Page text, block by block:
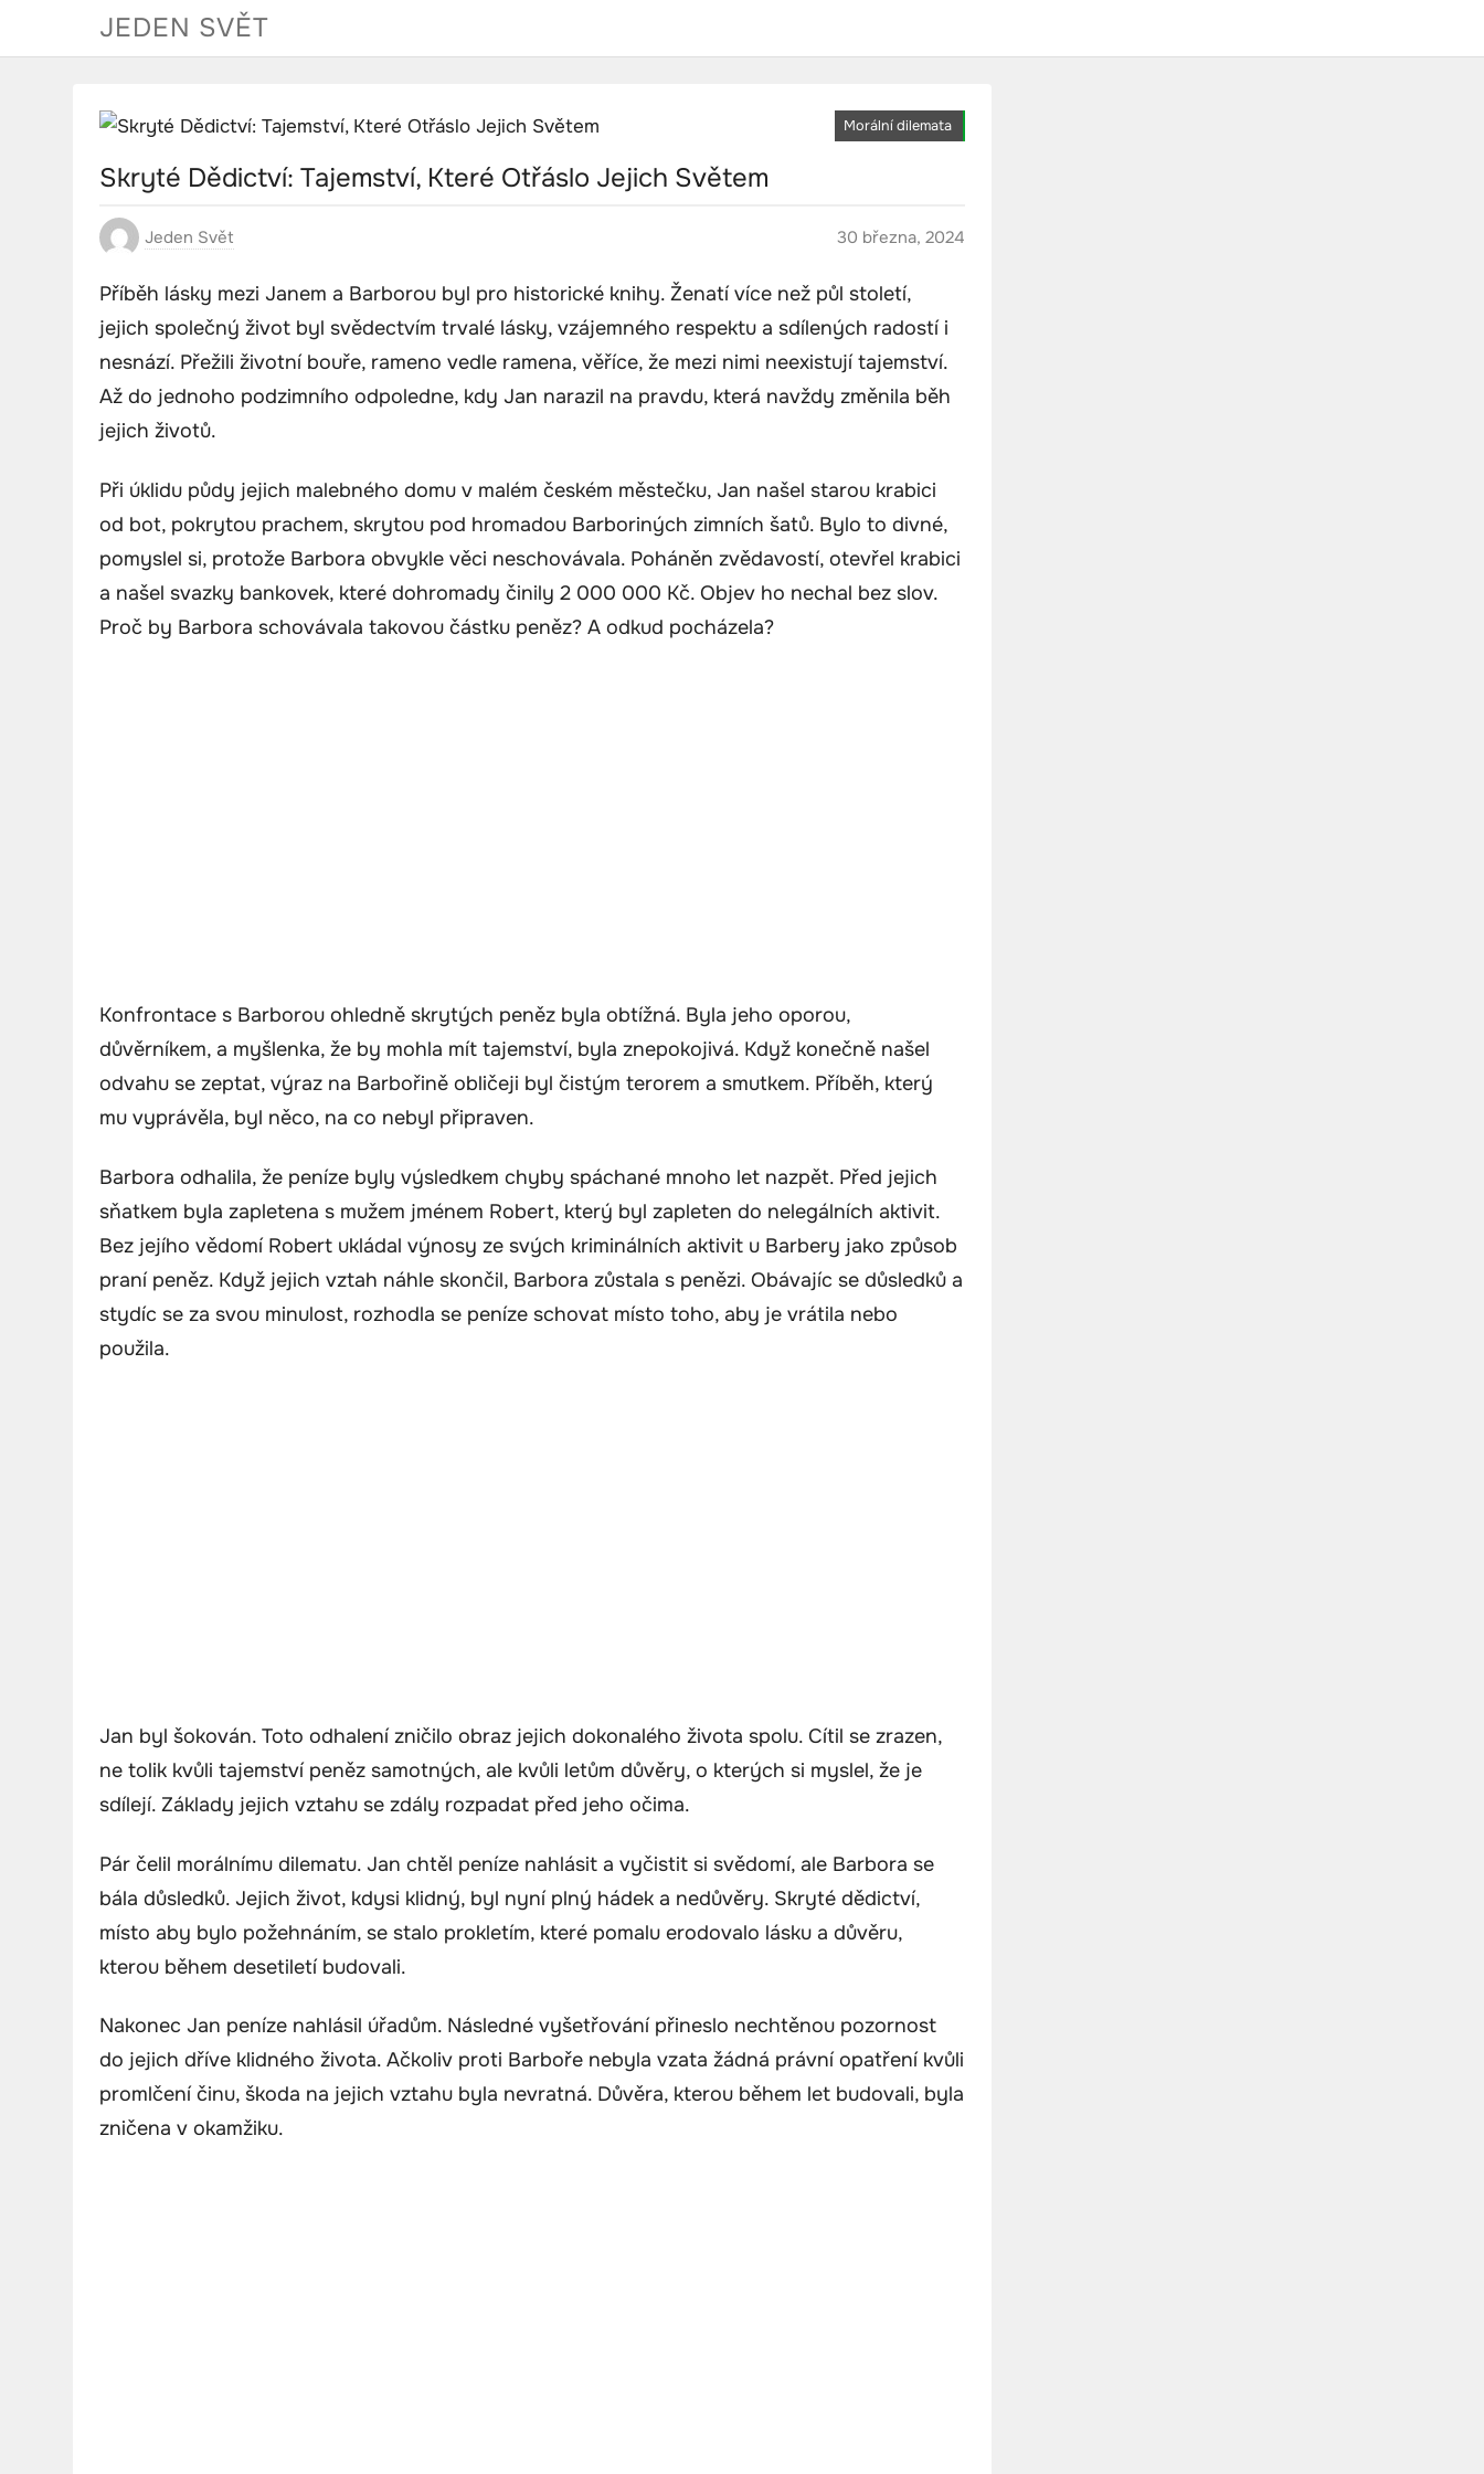
JEDEN SVĚT
Morální dilemata
Skryté Dědictví: Tajemství, Které Otřáslo Jejich Světem
Jeden Svět 30 března, 2024
Příběh lásky mezi Janem a Barborou byl pro historické knihy. Ženatí více než půl století,
jejich společný život byl svědectvím trvalé lásky, vzájemného respektu a sdílených radostí i
nesnází. Přežili životní bouře, rameno vedle ramena, věříce, že mezi nimi neexistují tajemství.
Až do jednoho podzimního odpoledne, kdy Jan narazil na pravdu, která navždy změnila běh
jejich životů.
Při úklidu půdy jejich malebného domu v malém českém městečku, Jan našel starou krabici
od bot, pokrytou prachem, skrytou pod hromadou Barboriných zimních šatů. Bylo to divné,
pomyslel si, protože Barbora obvykle věci neschovávala. Poháněn zvědavostí, otevřel krabici
a našel svazky bankovek, které dohromady činily 2 000 000 Kč. Objev ho nechal bez slov.
Proč by Barbora schovávala takovou částku peněz? A odkud pocházela?
Konfrontace s Barborou ohledně skrytých peněz byla obtížná. Byla jeho oporou,
důvěrníkem, a myšlenka, že by mohla mít tajemství, byla znepokojivá. Když konečně našel
odvahu se zeptat, výraz na Barbořině obličeji byl čistým terorem a smutkem. Příběh, který
mu vyprávěla, byl něco, na co nebyl připraven.
Barbora odhalila, že peníze byly výsledkem chyby spáchané mnoho let nazpět. Před jejich
sňatkem byla zapletena s mužem jménem Robert, který byl zapleten do nelegálních aktivit.
Bez jejího vědomí Robert ukládal výnosy ze svých kriminálních aktivit u Barbery jako způsob
praní peněz. Když jejich vztah náhle skončil, Barbora zůstala s penězi. Obávajíc se důsledků a
stydíc se za svou minulost, rozhodla se peníze schovat místo toho, aby je vrátila nebo
použila.
Jan byl šokován. Toto odhalení zničilo obraz jejich dokonalého života spolu. Cítil se zrazen,
ne tolik kvůli tajemství peněz samotných, ale kvůli letům důvěry, o kterých si myslel, že je
sdílejí. Základy jejich vztahu se zdály rozpadat před jeho očima.
Pár čelil morálnímu dilematu. Jan chtěl peníze nahlásit a vyčistit si svědomí, ale Barbora se
bála důsledků. Jejich život, kdysi klidný, byl nyní plný hádek a nedůvěry. Skryté dědictví,
místo aby bylo požehnáním, se stalo prokletím, které pomalu erodovalo lásku a důvěru,
kterou během desetiletí budovali.
Nakonec Jan peníze nahlásil úřadům. Následné vyšetřování přineslo nechtěnou pozornost
do jejich dříve klidného života. Ačkoliv proti Barboře nebyla vzata žádná právní opatření kvůli
promlčení činu, škoda na jejich vztahu byla nevratná. Důvěra, kterou během let budovali, byla
zničena v okamžiku.